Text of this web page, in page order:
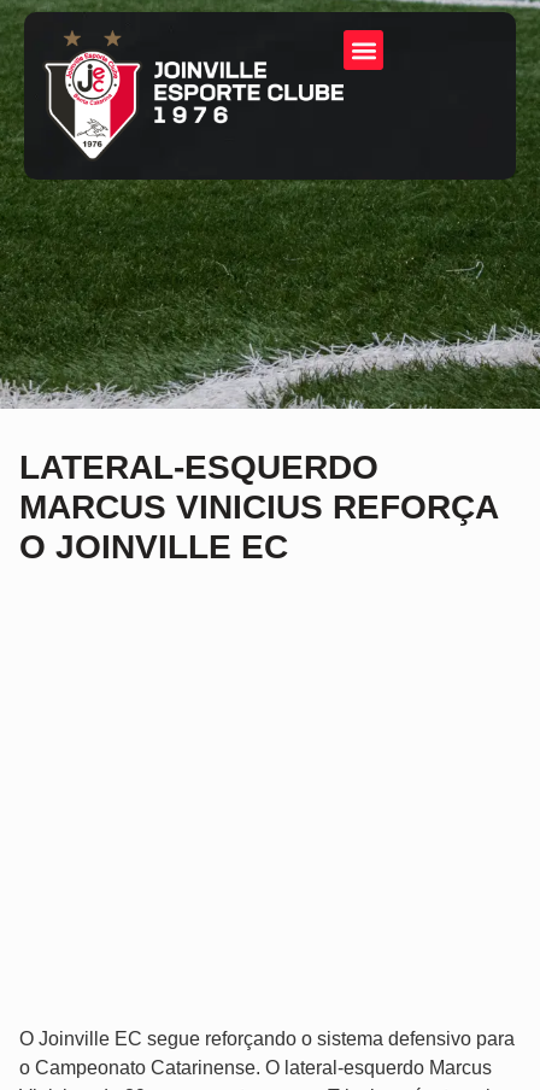
LATERAL-ESQUERDO
MARCUS VINICIUS REFORÇA
O JOINVILLE EC
O Joinville EC segue reforçando o sistema defensivo para
o Campeonato Catarinense. O lateral-esquerdo Marcus